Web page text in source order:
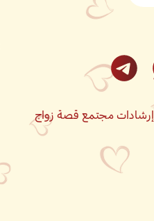
إرشادات مجتمع قصة زواج